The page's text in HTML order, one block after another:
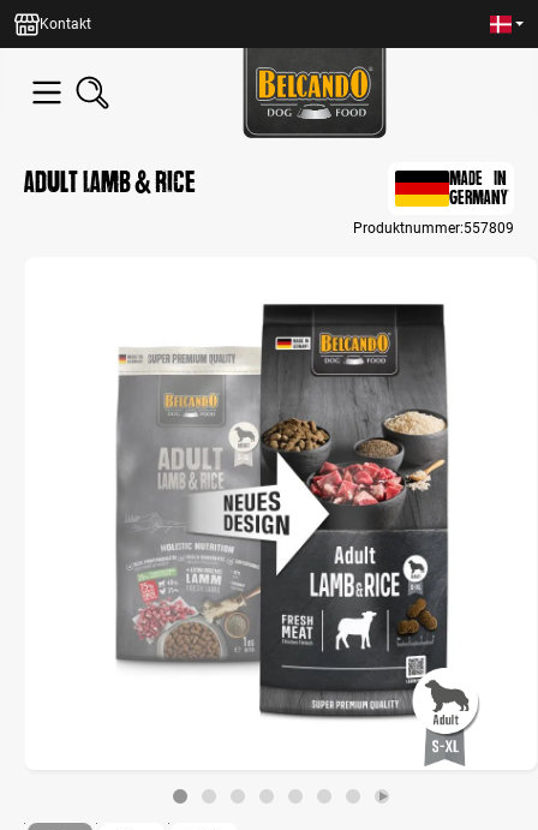
content
Kontakt
Adult Lamb & Rice
MADE IN
GERMANY
Produktnummer:557809